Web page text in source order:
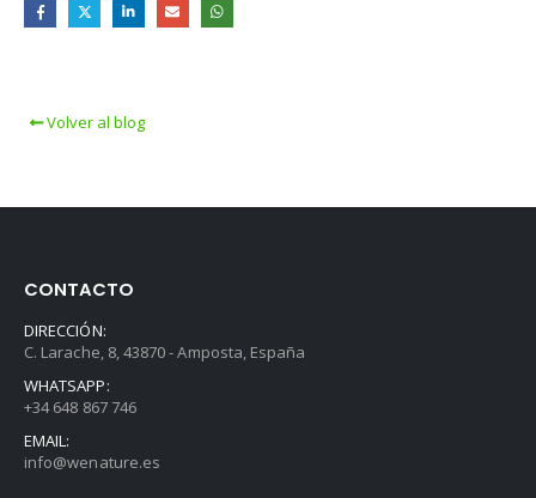
Volver al blog
CONTACTO
DIRECCIÓN:
C. Larache, 8, 43870 - Amposta, España
WHATSAPP:
+34 648 867 746
EMAIL:
info@wenature.es